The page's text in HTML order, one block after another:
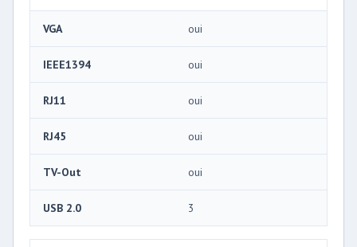
VGA oui
IEEE1394 oui
RJ11 oui
RJ45 oui
TV-Out oui
USB 2.0 3